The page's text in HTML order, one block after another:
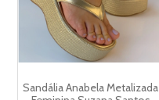
Sandália Anabela Metalizada